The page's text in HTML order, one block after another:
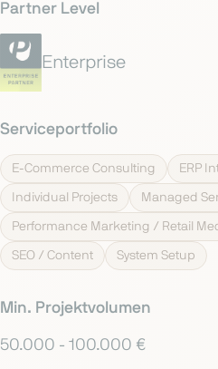
Partner Level
Enterprise
Serviceportfolio
E-Commerce Consulting ERP
Individual Projects Managed
Performance Marketing / Retail
SEO / Content System Setup
Min. Projektvolumen
50.000 - 100.000 €